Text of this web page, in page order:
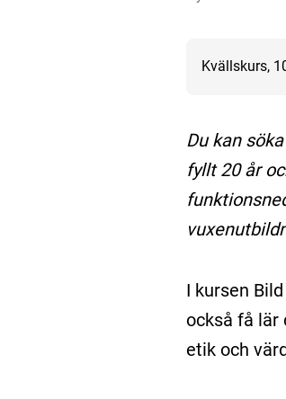
Kvällskurs,
Du kan
fyllt 20 år
I kursen
också få lär
etik och